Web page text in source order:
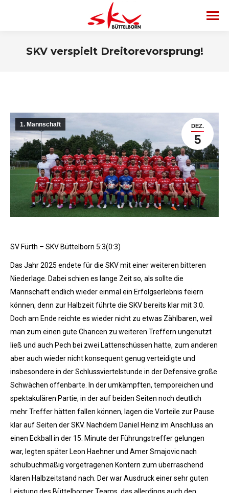
SKV verspielt Dreitorevorsprung!
DEZ.
5
1. Mannschaft
SV Fürth – SKV Büttelborn 5:3(0:3)
Das Jahr 2025 endete für die SKV mit einer weiteren bitteren
Niederlage. Dabei schien es lange Zeit so, als sollte die
Mannschaft endlich wieder einmal ein Erfolgserlebnis feiern
können, denn zur Halbzeit führte die SKV bereits klar mit 3:0.
Doch am Ende reichte es wieder nicht zu etwas Zählbaren, weil
man zum einen gute Chancen zu weiteren Treffern ungenutzt
ließ und auch Pech bei zwei Lattenschüssen hatte, zum anderen
aber auch wieder nicht konsequent genug verteidigte und
insbesondere in der Schlussviertelstunde in der Defensive große
Schwächen offenbarte. In der umkämpften, temporeichen und
spektakulären Partie, in der auf beiden Seiten noch deutlich
mehr Treffer hätten fallen können, lagen die Vorteile zur Pause
klar auf Seiten der SKV. Nachdem Daniel Heinz im Anschluss an
einen Eckball in der 15. Minute der Führungstreffer gelungen
war, legten später Leon Haehner und Amer Smajovic nach
schulbuchmäßig vorgetragenen Kontern zum überraschend
klaren Halbzeitstand nach. Der war Ausdruck einer sehr guten